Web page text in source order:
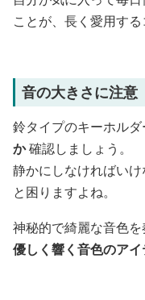
ことが、長く愛用する
音の大きさに注意
鈴タイプのキーホルダ
か確認しましょう。
静かにしなければい
と困りますよね。
神秘的で綺麗な音色を
優しく響く音色のア